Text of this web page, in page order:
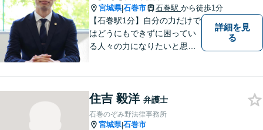
宮城県|石巻市 石巻駅 から徒歩1分
【石巻駅1分】自分の力だけで
はどうにもできずに困ってい
る人々の力になりたいと思い
決ができるよう、サポートい
たします。ぜひ一度ご相談く
ださい。
詳細を見
る
住吉 毅洋 弁護士
石巻のぞみ野法律事務所
宮城県|石巻市